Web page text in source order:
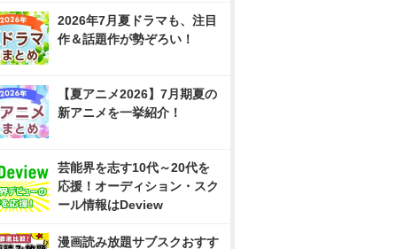
2026年7月夏ドラマも、注目
作＆話題作が勢ぞろい！
【夏アニメ2026】7月期夏の
新アニメを一挙紹介！
芸能界を志す10代～20代を
応援！オーディション・スク
ール情報はDeview
漫画読み放題サブスクおすす